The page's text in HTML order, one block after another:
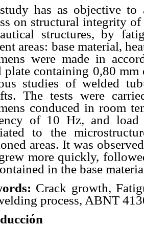
has as objective
on structural integrity
structures, by
areas: base material,
were made in
plate containing 0,80 mm
studies of welded
The tests were
conduced in room
of 10 Hz, and load
to the
areas. It was
more quickly,
in the base
Crack growth,
process, ABNT